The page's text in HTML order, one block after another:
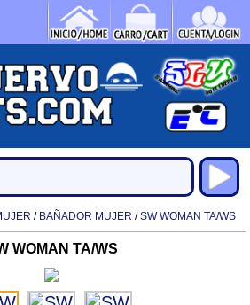
/ BAÑADOR MUJER /SW WOMAN TA/WS
WOMAN TA/WS